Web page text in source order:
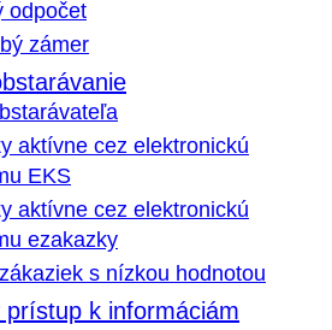
odpočet
zámer
aktívne cez elektronickú
EKS
aktívne cez elektronickú
ezakazky
s nízkou hodnotou
prístup k informáciám